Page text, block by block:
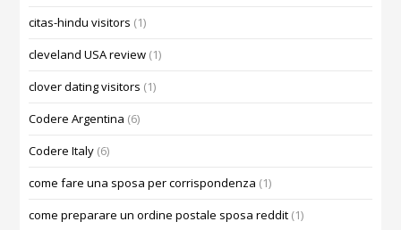
citas-hindu visitors (1)
cleveland USA review (1)
clover dating visitors (1)
Codere Argentina (6)
Codere Italy (6)
come fare una sposa per corrispondenza (1)
come preparare un ordine postale sposa reddit (1)